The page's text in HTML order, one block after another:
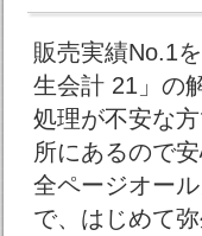
販売実績No.1
生会計 21」の
処理が不安な
所にあるので
全ページオー
で、はじめて